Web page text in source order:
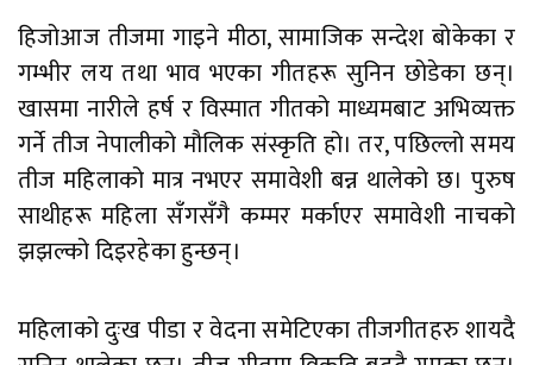
हिजोआज तीजमा गाइने मीठा, सामाजिक सन्देश बोकेका र
गम्भीर लय तथा भाव भएका गीतहरू सुनिन छोडेका छन्।
खासमा नारीले हर्ष र विस्मात गीतको माध्यमबाट अभिव्यक्त
गर्ने तीज नेपालीको मौलिक संस्कृति हो। तर, पछिल्लो समय
तीज महिलाको मात्र नभएर समावेशी बन्न थालेको छ। पुरुष
साथीहरू महिला सँगसँगै कम्मर मर्काएर समावेशी नाचको
झझल्को दिइरहेका हुन्छन्।
महिलाको दुःख पीडा र वेदना समेटिएका तीजगीतहरु शायदै